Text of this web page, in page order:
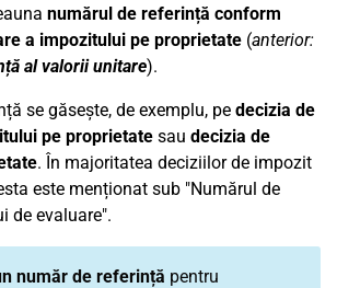
numărul de referință conform
a impozitului pe proprietate (anterior:
al valorii unitare).
se găsește, de exemplu, pe decizia de
pe proprietate sau decizia de
. În majoritatea deciziilor de impozit
este menționat sub "Numărul de
de evaluare".
număr de referință pentru